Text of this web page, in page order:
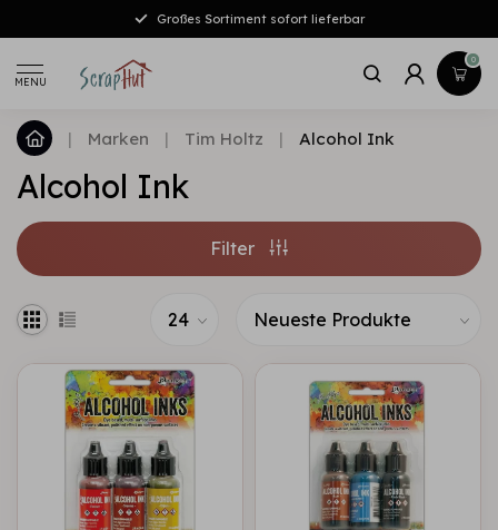
Großes Sortiment sofort lieferbar
MENU
0
| Marken | Tim Holtz | Alcohol Ink
Alcohol Ink
Filter